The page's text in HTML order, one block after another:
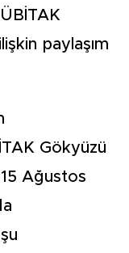
paylaşım
Gökyüzü
Ağustos